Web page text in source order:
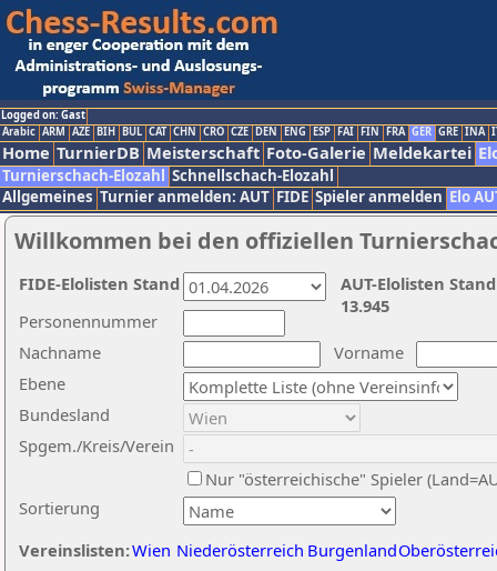
Logged on: Gast
Arabic ARM AZE BIH BUL CAT CHN CRO CZE DEN ENG ESP FAI FIN FRA GER GRE INA
Home TurnierDB Meisterschaft Foto-Galerie Meldekartei
Turnierschach-Elozahl Schnellschach-Elozahl
Allgemeines Turnier anmelden: AUT FIDE Spieler anmelden Elo
Willkommen bei den offiziellen
Nachname
Vorname
Ebene
Sortierung
Personennummer
Bundesland
Spgem./Kreis/Verein
Nur "österreichische" Spieler
Vereinslisten:Wien Niederösterreich Burgenland
AUT-Elolisten
13.945
FIDE-Elolisten Stand